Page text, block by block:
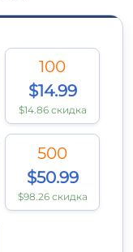
100
$14.99
$14.86 скидка
500
$50.99
$98.26 скидка